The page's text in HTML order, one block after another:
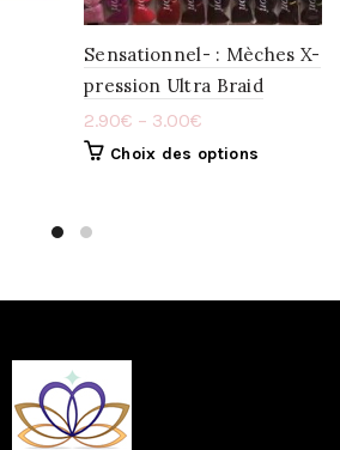
Sensationnel- : Mèches X-
pression Ultra Braid
2.90€ – 3.00€
Choix des options